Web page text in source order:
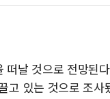
우리기술, 한수
'협치는 어디로
에이치시티, 허
날 것으로 전망된
고 있는 것으로 조사